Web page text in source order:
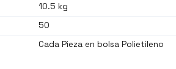
10.5 kg
50
Cada Pieza en bolsa Polietileno